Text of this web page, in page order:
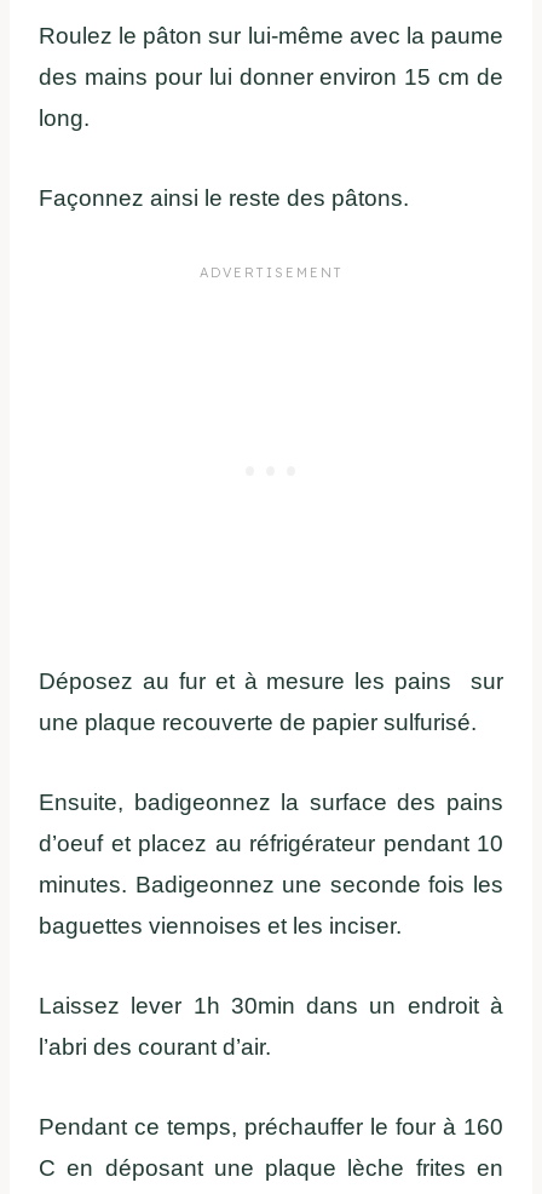
Roulez le pâton sur lui-même avec la paume
des mains pour lui donner environ 15 cm de
long.
Façonnez ainsi le reste des pâtons.
Déposez au fur et à mesure les pains sur
une plaque recouverte de papier sulfurisé.
Ensuite, badigeonnez la surface des pains
d’oeuf et placez au réfrigérateur pendant 10
minutes. Badigeonnez une seconde fois les
baguettes viennoises et les inciser.
Laissez lever 1h 30min dans un endroit à
l’abri des courant d’air.
Pendant ce temps, préchauffer le four à 160
C en déposant une plaque lèche frites en